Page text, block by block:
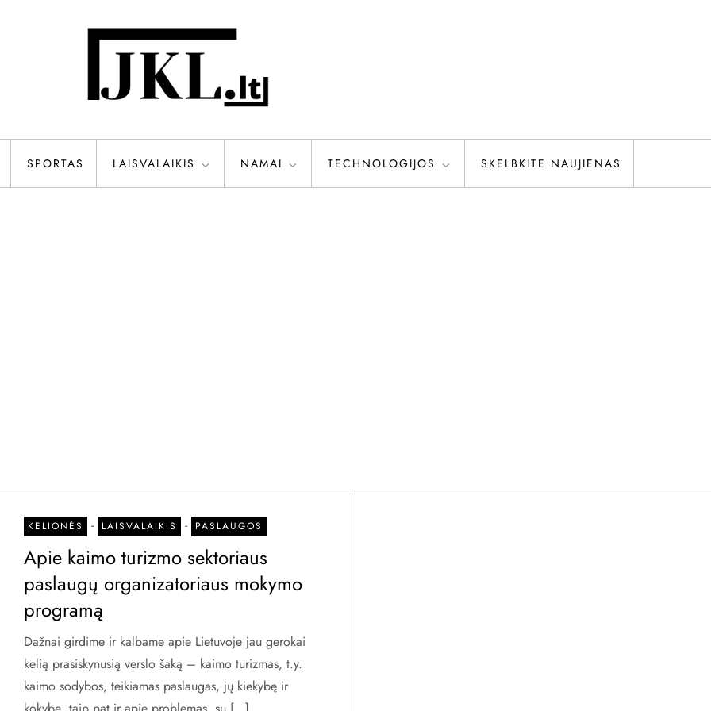
SPORTAS LAISVALAIKIS NAMAI TECHNOLOGIJOS SKELBKITE NAUJIENAS
KELIONĖS - LAISVALAIKIS - PASLAUGOS
Apie kaimo turizmo sektoriaus
paslaugų organizatoriaus mokymo
programą
Dažnai girdime ir kalbame apie Lietuvoje jau gerokai
kelią prasiskynusią verslo šaką – kaimo turizmas, t.y.
kaimo sodybos, teikiamas paslaugas, jų kiekybę ir